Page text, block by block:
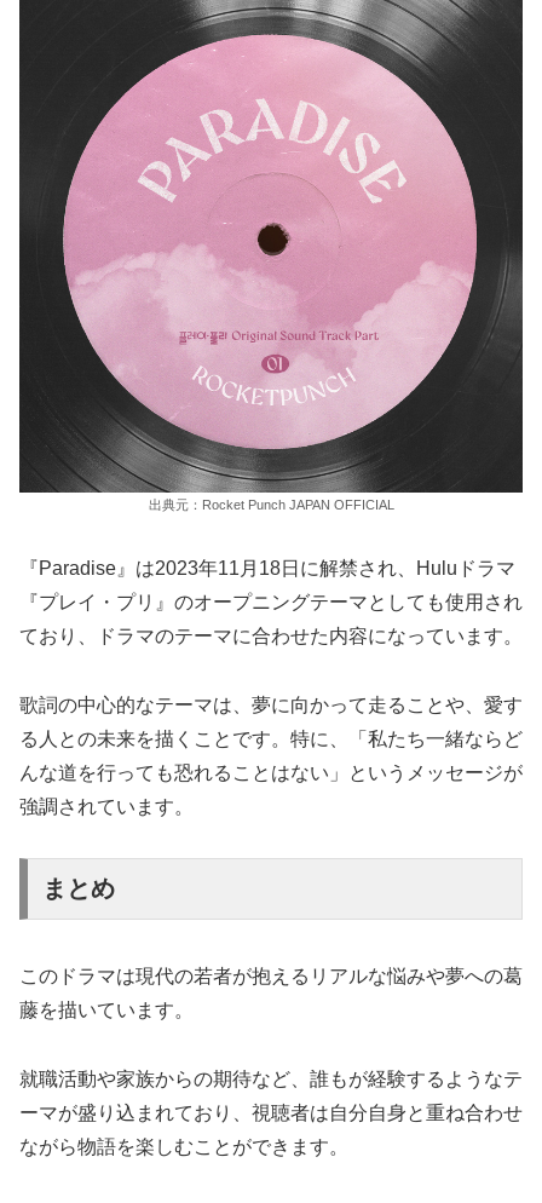
出典元：Rocket Punch JAPAN OFFICIAL
『Paradise』は2023年11月18日に解禁され、Huluドラマ
『プレイ・プリ』のオープニングテーマとしても使用され
ており、ドラマのテーマに合わせた内容になっています。
歌詞の中心的なテーマは、夢に向かって走ることや、愛す
る人との未来を描くことです。特に、「私たち一緒ならど
んな道を行っても恐れることはない」というメッセージが
強調されています。
まとめ
このドラマは現代の若者が抱えるリアルな悩みや夢への葛
藤を描いています。
就職活動や家族からの期待など、誰もが経験するようなテ
ーマが盛り込まれており、視聴者は自分自身と重ね合わせ
ながら物語を楽しむことができます。